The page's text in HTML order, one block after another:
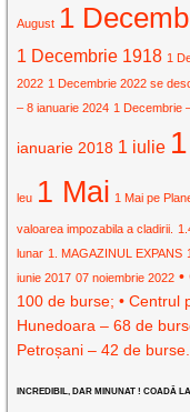
August 1
1 Decembrie 1918 1
2022 1 Decembrie 2022 se
– 8 ianuarie 2024 1 Decembrie
ianuarie 2018 1 iulie
leu 1 Mai 1 Mai pe
valoarea impozabila a cladirii.
lunar 1. MAGAZINUL EXPANS
iunie 2017 07 noiembrie 2022
100 de burse; • Centrul
Hunedoara – 68 de
Petroșani – 42 de burse.
INCREDIBIL, DAR MINUNAT ! COADĂ